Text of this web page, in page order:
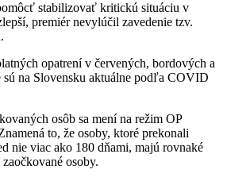
stabilizovať kritickú situáciu v
premiér nevylúčil zavedenie tzv.
opatrení v červených, bordových a
sú na Slovensku aktuálne podľa COVID
osôb sa mení na režim OP
to, že osoby, ktoré prekonali
nie viac ako 180 dňami, majú rovnaké
osoby.